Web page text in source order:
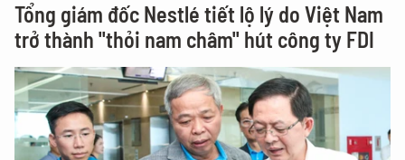
Tổng giám đốc Nestlé tiết lộ lý do Việt Nam
trở thành "thỏi nam châm" hút công ty FDI